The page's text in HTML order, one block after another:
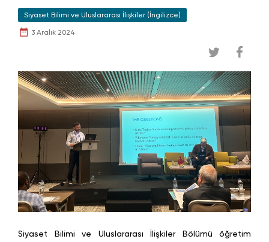
Siyaset Bilimi ve Uluslararası İlişkiler (İngilizce)
3 Aralık 2024
Siyaset Bilimi ve Uluslararası İlişkiler Bölümü öğretim